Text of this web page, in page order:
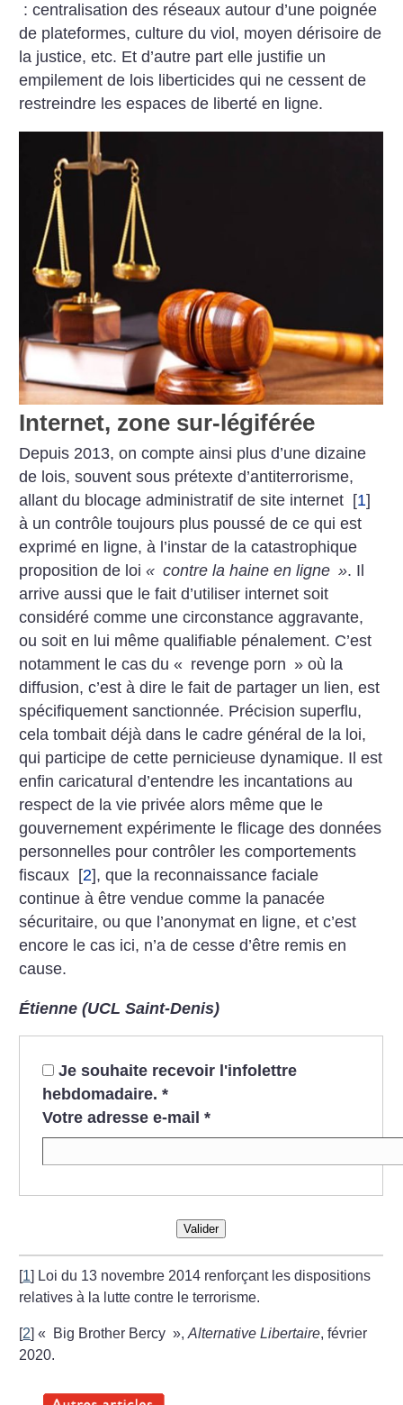
: centralisation des réseaux autour d’une poignée
de plateformes, culture du viol, moyen dérisoire de
la justice, etc. Et d’autre part elle justifie un
empilement de lois liberticides qui ne cessent de
restreindre les espaces de liberté en ligne.
Internet, zone sur-légiférée
Depuis 2013, on compte ainsi plus d’une dizaine
de lois, souvent sous prétexte d’antiterrorisme,
allant du blocage administratif de site internet [1]
à un contrôle toujours plus poussé de ce qui est
exprimé en ligne, à l’instar de la catastrophique
proposition de loi« contre la haine en ligne ». Il
arrive aussi que le fait d’utiliser internet soit
considéré comme une circonstance aggravante,
ou soit en lui même qualifiable pénalement. C’est
notamment le cas du « revenge porn » où la
diffusion, c’est à dire le fait de partager un lien, est
spécifiquement sanctionnée. Précision superflu,
cela tombait déjà dans le cadre général de la loi,
qui participe de cette pernicieuse dynamique. Il est
enfin caricatural d’entendre les incantations au
respect de la vie privée alors même que le
gouvernement expérimente le flicage des données
personnelles pour contrôler les comportements
fiscaux [2], que la reconnaissance faciale
continue à être vendue comme la panacée
sécuritaire, ou que l’anonymat en ligne, et c’est
encore le cas ici, n’a de cesse d’être remis en
cause.
Étienne (UCL Saint-Denis)
Je souhaite recevoir l'infolettre
hebdomadaire. *
Votre adresse e-mail *
Valider
[1] Loi du 13 novembre 2014 renforçant les dispositions
relatives à la lutte contre le terrorisme.
[2]« Big Brother Bercy »,Alternative Libertaire, février
2020.